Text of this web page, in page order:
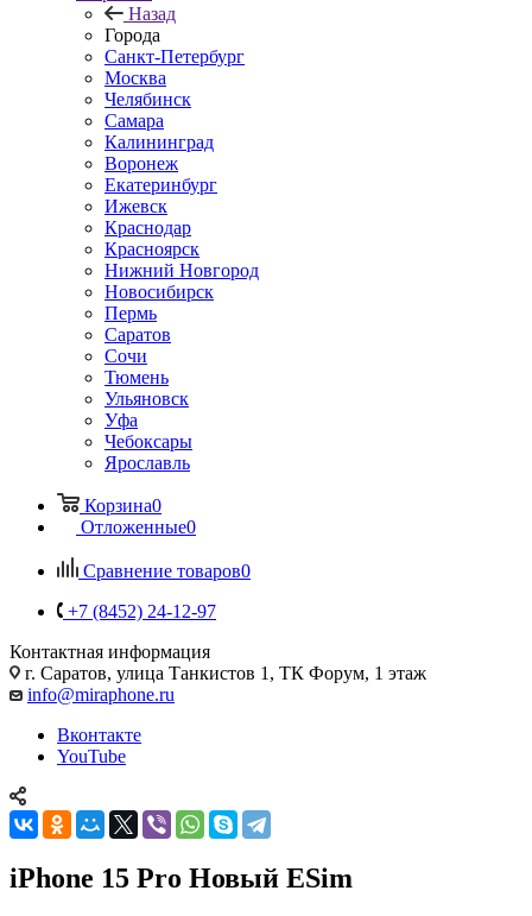
Назад
Города
Санкт-Петербург
Москва
Челябинск
Самара
Калининград
Воронеж
Екатеринбург
Ижевск
Краснодар
Красноярск
Нижний Новгород
Новосибирск
Пермь
Саратов
Сочи
Тюмень
Ульяновск
Уфа
Чебоксары
Ярославль
Корзина0
Отложенные0
Сравнение товаров0
+7 (8452) 24-12-97
Контактная информация
г. Саратов, улица Танкистов 1, ТК Форум, 1 этаж
info@miraphone.ru
Вконтакте
YouTube
iPhone 15 Pro Новый ESim